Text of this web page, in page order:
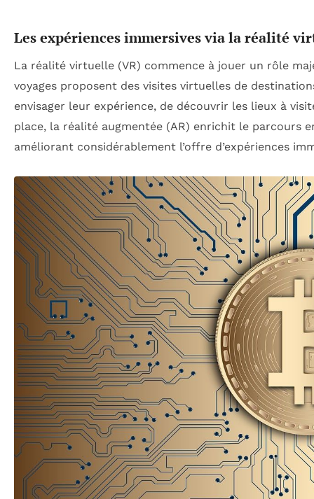
Les expériences immersives via la réalité
La réalité virtuelle (VR) commence à jouer un rôle
voyages proposent des visites virtuelles de
envisager leur expérience, de découvrir les lieux à
place, la réalité augmentée (AR) enrichit le parcours
améliorant considérablement l’offre d’expériences